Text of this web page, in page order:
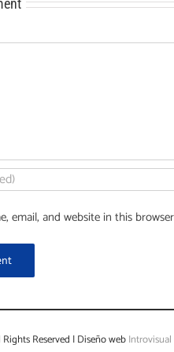
email, and website in this
Reserved | Diseño webIntrovisual